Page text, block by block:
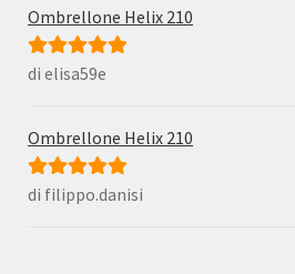
Ombrellone Helix 210
Valutato5su
di elisa59e
Ombrellone Helix 210
Valutato5 su
di filippo.danisi